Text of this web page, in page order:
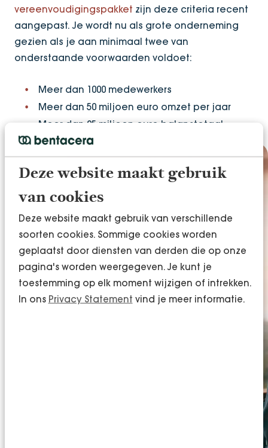
Deze website maakt gebruik
van cookies
Deze website maakt gebruik van verschillende
soorten cookies. Sommige cookies worden
geplaatst door diensten van derden die op onze
pagina's worden weergegeven. Je kunt je
toestemming op elk moment wijzigen of intrekken.
In ons Privacy Statement vind je meer informatie.
vereenvoudigingspakket zijn deze criteria recent
aangepast. Je wordt nu als grote onderneming
gezien als je aan minimaal twee van
onderstaande voorwaarden voldoet:
Meer dan 1000 medewerkers
Meer dan 50 miljoen euro omzet per jaar
Meer dan 25 miljoen euro balanstotaal
Wat kunnen wij voor
jou betekenen?
Wij snappen als geen ander dat het
implementeren van deze nieuwe richtlijn een
uitdagend proces is. Daarom zijn wij graag jouw
partner bij de implementatie van deze
duurzaamheidsverslaggeving. Dat doen we via